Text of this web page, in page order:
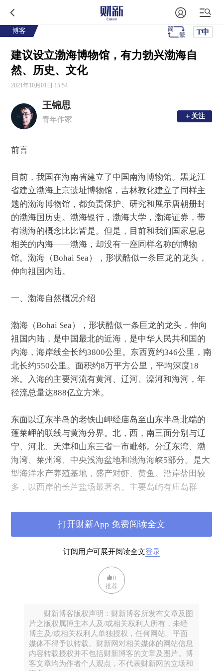
博客 T中
建议设立渤海博物馆，有力勃兴渤海自
然、历史、文化
2021年10月01日 15:54
王锦思
青年作家 ＋关注
＋关注
前言
目前，我国在海南省建立了中国南海博物馆。黑龙江
省建立渤海上京遗址博物馆，吉林敦化建立了同样主
题的渤海博物馆，都负责保护、研究和展示唐朝册封
的渤海国历史。渤海银行，渤海大学，渤海证券，带
有渤海的概念比比皆是。但是，目前和我们国家息息
相关的内海——渤海，却没有一座同样名称的博物
馆。渤海（Bohai Sea），形状酷似一条巨龙的龙头，
伸向祖国内陆。
一、渤海自然概况介绍
渤海（Bohai Sea），形状酷似一条巨龙的龙头，伸向
祖国内陆，是中国最北的近海，是中华人民共和国的
内海，海岸线全长约3800公里。东西宽约346公里，南
北长约550公里。面积约8万平方公里，平均深度18
米。入海的主要河流有黄河、辽河、滦河和海河，年
径流总量达888亿立方米。
东面以辽东半岛的老铁山岬经庙岛至山东半岛北端的
蓬莱岬的联线与黄海分界。北，西，南三面分别与辽
宁、河北、天津和山东三省一市毗邻。分辽东湾、渤
海湾、莱州湾、中央浅海盆地和渤海海峡5部分。是大
型海洋水产养殖基地，盛产对虾、黄鱼。沿岸盐田较
多，以西岸的长芦盐场最著名。主要岛屿有庙岛群
丰富优质的渔业、港口、石油、景观和海盐资源，使
源的开发和海洋工业成为该地区经济发展重要的领域
2018年12月，《渤海综合治理攻坚战行动计划》发
二、渤海历史悠久
愚公移山、哪吒闹海、精卫填海、麻姑说的沧海桑
订阅用户可展开阅读全文登录
打开财新App 免费阅读全文
0
推荐
财新博客版权声明：财新博客所发布文章及图
片之版权属博主本人及/或相关权利人所有，未经
博主及/或相关权利人单独授权，任何网站、平面
媒体不得予以转载。财新网对相关媒体的网站信息
内容转载授权并不包括财新博客的文章及图片。博
客文章均为作者个人观点，不代表财新网的立场和